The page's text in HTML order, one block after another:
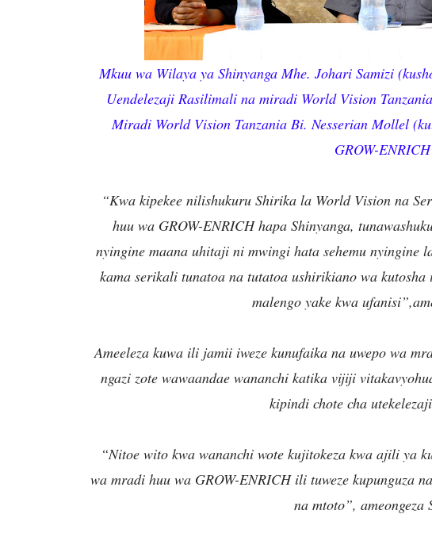
Mkuu wa Wilaya ya Shinyanga Mhe. Johari Samizi
Uendelezaji Rasilimali na miradi World Vision
Miradi World Vision Tanzania Bi. Nesserian Mollel
GROW-ENRICH
“Kwa kipekee nilishukuru Shirika la World Vision na
huu wa GROW-ENRICH hapa Shinyanga,
nyingine maana uhitaji ni mwingi hata sehemu nyingine
kama serikali tunatoa na tutatoa ushirikiano wa
malengo yake kwa
Ameeleza kuwa ili jamii iweze kunufaika na uwepo wa
ngazi zote wawaandae wananchi katika vijiji
kipindi chote cha
“Nitoe wito kwa wananchi wote kujitokeza kwa ajili ya
wa mradi huu wa GROW-ENRICH ili tuweze kupunguza
na mtoto”, ameongeza